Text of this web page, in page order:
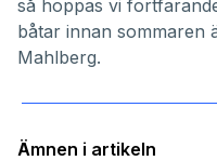
så hoppas vi
båtar innan sommaren
Mahlberg.
Ämnen i artikeln